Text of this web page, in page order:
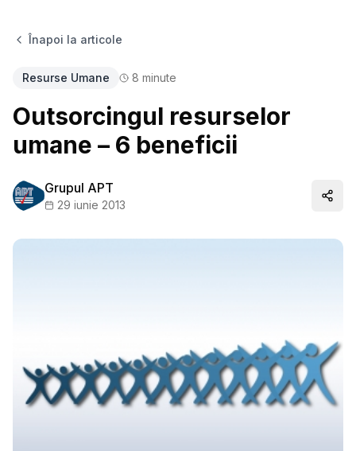
Înapoi la articole
Resurse Umane 8 minute
Outsorcingul resurselor
umane – 6 beneficii
Grupul APT
29 iunie 2013